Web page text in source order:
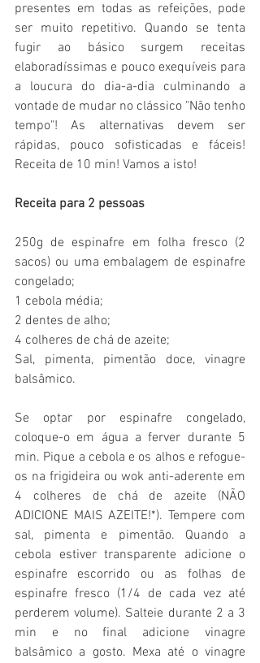
presentes em todas as refeições, pode
ser muito repetitivo. Quando se tenta
fugir ao básico surgem receitas
elaboradíssimas e pouco exequíveis para
a loucura do dia-a-dia culminando a
vontade de mudar no clássico "Não tenho
tempo"! As alternativas devem ser
rápidas, pouco sofisticadas e fáceis!
Receita de 10 min! Vamos a isto!
Receita para 2 pessoas
250g de espinafre em folha fresco (2
sacos) ou uma embalagem de espinafre
congelado;
1 cebola média;
2 dentes de alho;
4 colheres de chá de azeite;
Sal, pimenta, pimentão doce, vinagre
balsâmico.
Se optar por espinafre congelado,
coloque-o em água a ferver durante 5
min. Pique a cebola e os alhos e refogue-
os na frigideira ou wok anti-aderente em
4 colheres de chá de azeite (NÃO
ADICIONE MAIS AZEITE!*). Tempere com
sal, pimenta e pimentão. Quando a
cebola estiver transparente adicione o
espinafre escorrido ou as folhas de
espinafre fresco (1/4 de cada vez até
perderem volume). Salteie durante 2 a 3
min e no final adicione vinagre
balsâmico a gosto. Mexa até o vinagre